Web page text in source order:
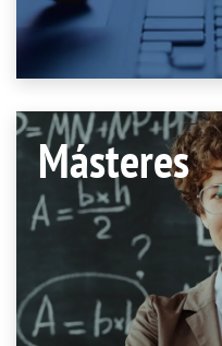
Másteres